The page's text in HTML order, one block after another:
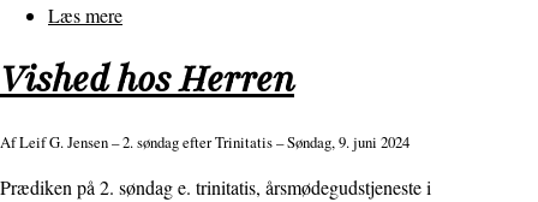
Læs mere
død,
men
levende
Vished hos Herren
AfLeif G. Jensen– 2. søndag efter Trinitatis – Søndag, 9. juni 2024
Prædiken på 2. søndag e. trinitatis, årsmødegudstjeneste i